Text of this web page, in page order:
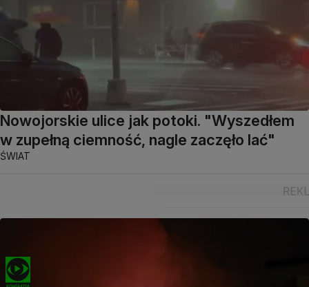
Nowojorskie ulice jak potoki. "Wyszedłem
w zupełną ciemność, nagle zaczęło lać"
ŚWIAT